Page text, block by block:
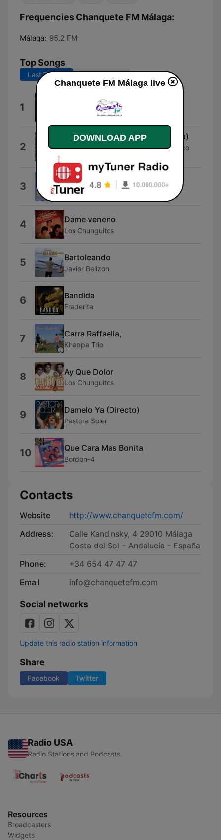
Frequencies Chanquete FM Málaga:
Málaga: 95.2 FM
Top Songs
Last 7 days Last 30 days
1 La Ruleta
El Bobo de las 3000
2
Tanguillos (feat. Maita Vende Ca)
Chano Lobato, Maria Magdalena, Paco
3 Dime
Daviles de Novelda
4 Dame veneno
Los Chunguitos
5 Bartoleando
Javier Belizon
6 Bandida
Fraderita
7 Carra Raffaella,
Khappa Trio
8 Ay Que Dolor
Los Chunguitos
9 Damelo Ya (Directo)
Pastora Soler
10 Que Cara Mas Bonita
Bordon-4
Contacts
Website
http://www.chanquetefm.com/
Address:
Calle Kandinsky, 4 29010 Málaga
Costa del Sol – Andalucía - España
Phone:
+34 654 47 47 47
Email
info@chanquetefm.com
Social networks
Update this radio station information
Share
Facebook Twitter
Radio USA
Radio Stations and Podcasts
Resources
Broadcasters
Widgets
Chanquete FM Málaga live
DOWNLOAD APP